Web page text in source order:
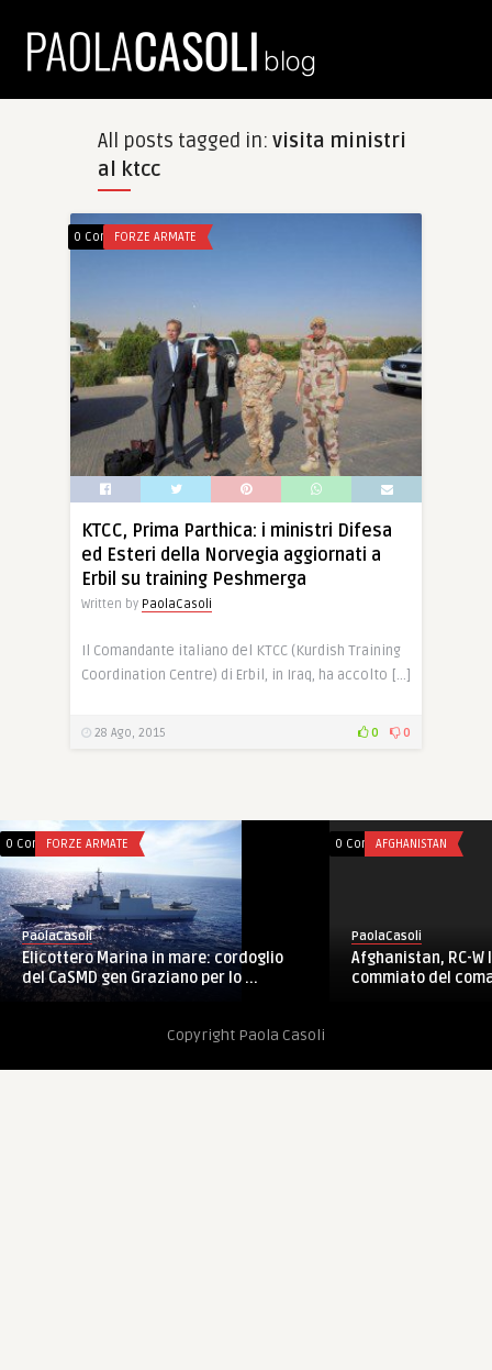
All posts tagged in: visita ministri
al ktcc
0 CommentsFORZE ARMATE
KTCC, Prima Parthica: i ministri Difesa
ed Esteri della Norvegia aggiornati a
Erbil su training Peshmerga
Written by PaolaCasoli
Il Comandante italiano del KTCC (Kurdish Training
Coordination Centre) di Erbil, in Iraq, ha accolto […]
28 Ago, 2015 0 0
0 CommentsFORZE ARMATE
PaolaCasoli
Elicottero Marina in mare: cordoglio
del CaSMD gen Graziano per lo ...
0 CommentsAFGHANISTAN
PaolaCasoli
Afghanistan, RC-W
commiato del
Copyright Paola Casoli